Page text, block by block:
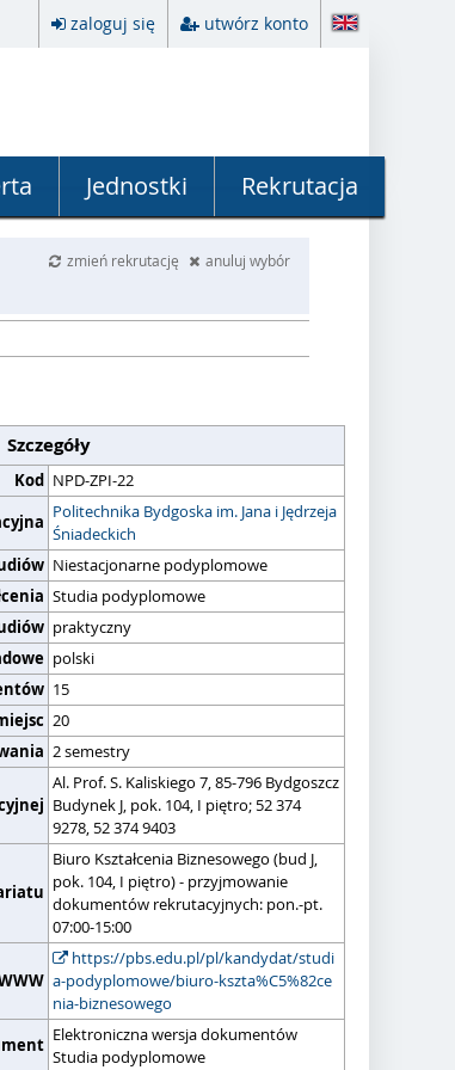
zaloguj się utwórz konto
Jednostki Rekrutacja
zmień rekrutację
anuluj wybór
Szczegóły
Kod NPD-ZPI-22
Politechnika Bydgoska im. Jana i Jędrzeja
Śniadeckich
Niestacjonarne podyplomowe
Studia podyplomowe
praktyczny
polski
15
20
2 semestry
Al. Prof. S. Kaliskiego 7, 85-796 Bydgoszcz
Budynek J, pok. 104, I piętro; 52 374
9278, 52 374 9403
Biuro Kształcenia Biznesowego (bud J,
pok. 104, I piętro) - przyjmowanie
dokumentów rekrutacyjnych: pon.-pt.
07:00-15:00
https://pbs.edu.pl/pl/kandydat/studi
a-podyplomowe/biuro-kszta%C5%82ce
nia-biznesowego
Elektroniczna wersja dokumentów
Studia podyplomowe